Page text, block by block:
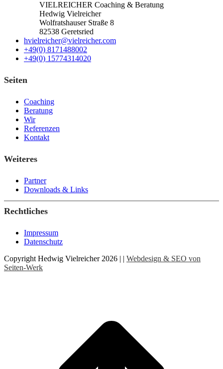
VIELREICHER Coaching & Beratung
Hedwig Vielreicher
Wolfratshauser Straße 8
82538 Geretsried
hvielreicher@vielreicher.com
+49(0) 8171488002
+49(0) 15774314020
Seiten
Coaching
Beratung
Wir
Referenzen
Kontakt
Weiteres
Partner
Downloads & Links
Rechtliches
Impressum
Datenschutz
Copyright Hedwig Vielreicher 2026 | | Webdesign & SEO von
Seiten-Werk